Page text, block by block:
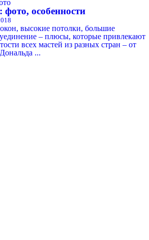
фото, особенности
высокие потолки, большие
– плюсы, которые привлекают
всех мастей из разных стран – от
...